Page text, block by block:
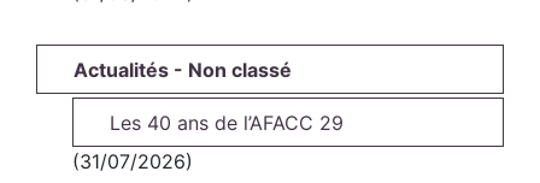
Actualités - Non classé
Les 40 ans de l’AFACC 29
(31/07/2026)